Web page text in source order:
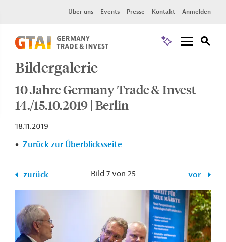
Über uns Events Presse Kontakt Anmelden
Bildergalerie
10 Jahre Germany Trade & Invest
14./15.10.2019 | Berlin
18.11.2019
Zurück zur Überblicksseite
zurück Bild 7 von 25 vor